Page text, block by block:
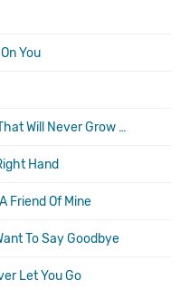
You
Brokeback Mountain - A Love That Will Never Grow Old
Hand
Friend Of Mine
To Say Goodbye
Let You Go